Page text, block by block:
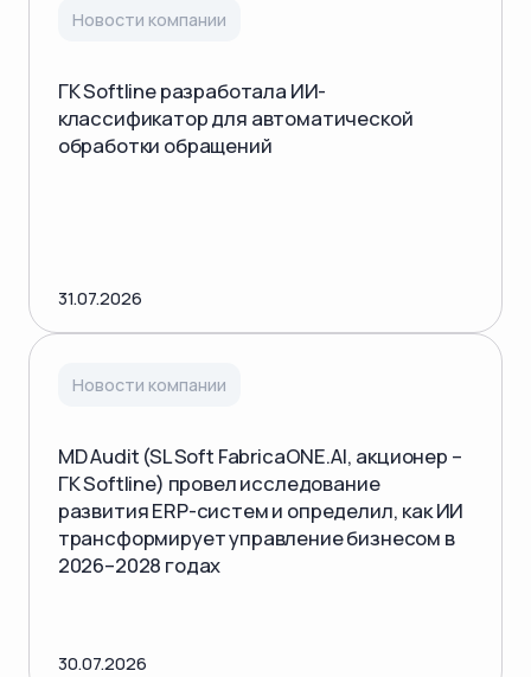
Новости компании
ГК Softline разработала ИИ-
классификатор для автоматической
обработки обращений
31.07.2026
Новости компании
MD Audit (SL Soft FabricaONE.AI, акционер –
ГК Softline) провел исследование
развития ERP-систем и определил, как ИИ
трансформирует управление бизнесом в
2026–2028 годах
30.07.2026